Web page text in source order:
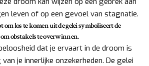
leven of op een gevoel van stagnatie.
om los te komen uit de gelei symboliseert de
obstakels te overwinnen.
dat je ervaart in de droom is
je innerlijke onzekerheden. De gelei